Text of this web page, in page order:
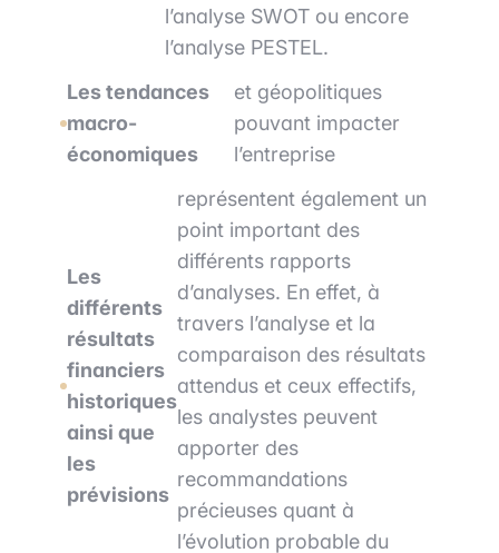
l’analyse SWOT ou encore
l’analyse PESTEL.
Les tendances
macro-
économiques
et géopolitiques
pouvant impacter
l’entreprise
Les
différents
résultats
financiers
historiques
ainsi que
les
prévisions
représentent également un
point important des
différents rapports
d’analyses. En effet, à
travers l’analyse et la
comparaison des résultats
attendus et ceux effectifs,
les analystes peuvent
apporter des
recommandations
précieuses quant à
l’évolution probable du